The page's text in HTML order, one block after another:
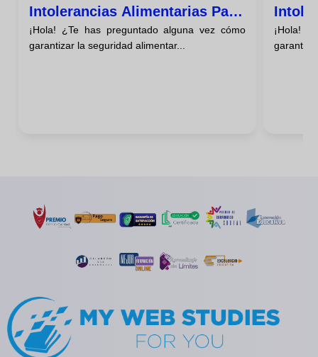
Intolerancias Alimentarias Para
Residencias
¡Hola! ¿Te has preguntado alguna vez cómo
garantizar la seguridad alimentar...
¡Hola!